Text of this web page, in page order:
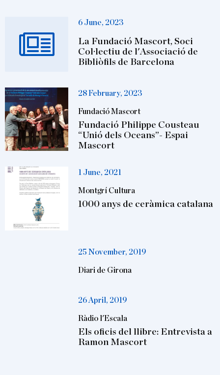
6 June, 2023
La Fundació Mascort, Soci
Col·lectiu de l'Associació de
Bibliòfils de Barcelona
28 February, 2023
Fundació Mascort
Fundació Philippe Cousteau
“Unió dels Oceans”- Espai
Mascort
1 June, 2021
Montgrí Cultura
1000 anys de ceràmica catalana
25 November, 2019
Diari de Girona
26 April, 2019
Ràdio l'Escala
Els oficis del llibre: Entrevista a
Ramon Mascort